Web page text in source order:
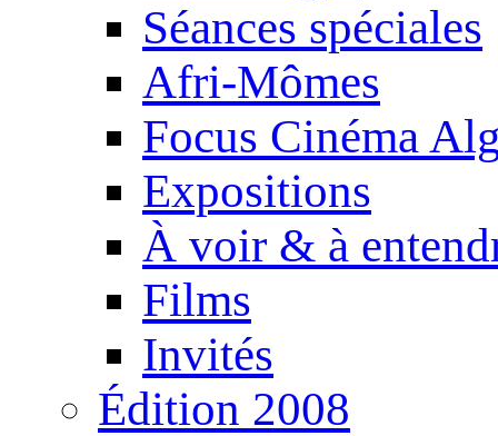
Séances spéciales
Afri-Mômes
Focus Cinéma
Expositions
À voir & à
Films
Invités
Édition 2008